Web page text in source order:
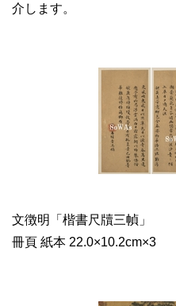
介します。
文徴明「楷書尺牘三幀」
冊頁 紙本 22.0×10.2cm×3